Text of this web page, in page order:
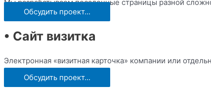
Мы разрабатываем посадочные страницы разной
Обсудить проект...
• Сайт визитка
Электронная «визитная карточка» компании или
Обсудить проект...